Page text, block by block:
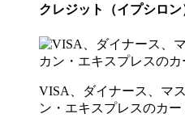
クレジット（イプシロン
VISA、ダイナース、マ
ン・エキスプレスのカー